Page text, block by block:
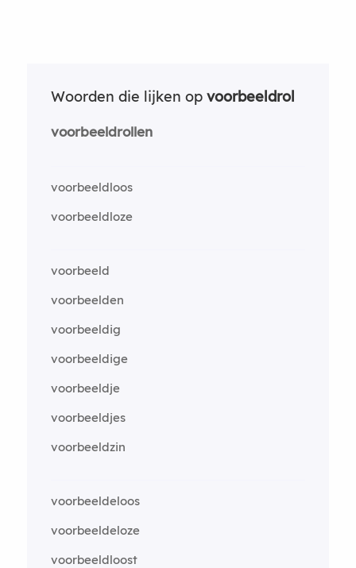
Woorden die lijken op voorbeeldrol
voorbeeldrollen
voorbeeldloos
voorbeeldloze
voorbeeld
voorbeelden
voorbeeldig
voorbeeldige
voorbeeldje
voorbeeldjes
voorbeeldzin
voorbeeldeloos
voorbeeldeloze
voorbeeldloost